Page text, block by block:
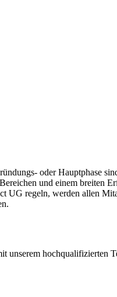
oder Hauptphase
und einem breiten
UG regeln, werden allen
unserem hochqualifizierten